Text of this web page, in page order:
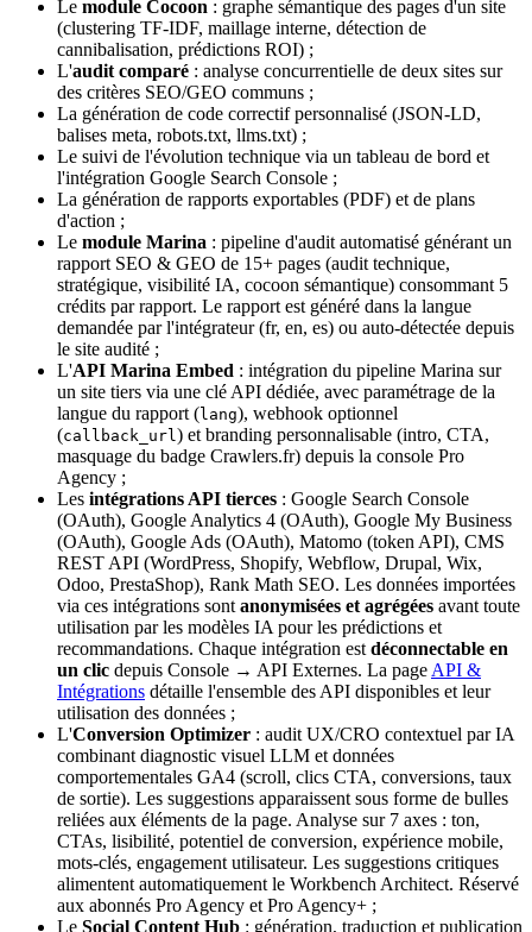
Le module Cocoon : graphe sémantique des pages d'un site
(clustering TF-IDF, maillage interne, détection de
cannibalisation, prédictions ROI) ;
L'audit comparé : analyse concurrentielle de deux sites sur
des critères SEO/GEO communs ;
La génération de code correctif personnalisé (JSON-LD,
balises meta, robots.txt, llms.txt) ;
Le suivi de l'évolution technique via un tableau de bord et
l'intégration Google Search Console ;
La génération de rapports exportables (PDF) et de plans
d'action ;
Le module Marina : pipeline d'audit automatisé générant un
rapport SEO & GEO de 15+ pages (audit technique,
stratégique, visibilité IA, cocoon sémantique) consommant 5
crédits par rapport. Le rapport est généré dans la langue
demandée par l'intégrateur (fr, en, es) ou auto-détectée depuis
le site audité ;
L'API Marina Embed : intégration du pipeline Marina sur
un site tiers via une clé API dédiée, avec paramétrage de la
langue du rapport (lang), webhook optionnel
(callback_url) et branding personnalisable (intro, CTA,
masquage du badge Crawlers.fr) depuis la console Pro
Agency ;
Les intégrations API tierces : Google Search Console
(OAuth), Google Analytics 4 (OAuth), Google My Business
(OAuth), Google Ads (OAuth), Matomo (token API), CMS
REST API (WordPress, Shopify, Webflow, Drupal, Wix,
Odoo, PrestaShop), Rank Math SEO. Les données importées
via ces intégrations sontanonymisées et agrégées avant toute
utilisation par les modèles IA pour les prédictions et
recommandations. Chaque intégration estdéconnectable en
un clic depuis Console → API Externes. La pageAPI &
Intégrations détaille l'ensemble des API disponibles et leur
utilisation des données ;
L'Conversion Optimizer : audit UX/CRO contextuel par IA
combinant diagnostic visuel LLM et données
comportementales GA4 (scroll, clics CTA, conversions, taux
de sortie). Les suggestions apparaissent sous forme de bulles
reliées aux éléments de la page. Analyse sur 7 axes : ton,
CTAs, lisibilité, potentiel de conversion, expérience mobile,
mots-clés, engagement utilisateur. Les suggestions critiques
alimentent automatiquement le Workbench Architect. Réservé
aux abonnés Pro Agency et Pro Agency+ ;
Le Social Content Hub : génération, traduction et publication